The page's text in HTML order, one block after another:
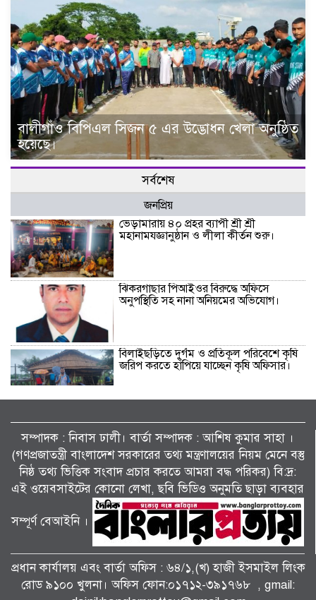
বালীগাঁও বিপিএল সিজন ৫ এর উদ্ভোধন খেলা অনুষ্ঠিত
হয়েছে।
সর্বশেষ
জনপ্রিয়
ভেড়ামারায় ৪০ প্রহর ব্যাপী শ্রী শ্রী
মহানামযজ্ঞানুষ্ঠান ও লীলা কীর্তন শুরু।
ঝিকরগাছার পিআইওর বিরুদ্ধে অফিসে
অনুপস্থিতি সহ নানা অনিয়মের অভিযোগ।
বিলাইছড়িতে দুর্গম ও প্রতিকূল পরিবেশে কৃষি
জরিপ করতে হাঁপিয়ে যাচ্ছেন কৃষি অফিসার।
কয়রায় আন্তর্জাতিক আদিবাসী দিবস পালিত।
সড়ক নিরাপত্তায় বিশেষ অবদান: ‘জাহানারা
কাঞ্চন স্মৃতি পদক’ পেল নিসচা ডুমুরিয়া
উপজেলা শাখা।
বালীগাঁও বিপিএল সিজন ৫ এর উদ্ভোধন
খেলা অনুষ্ঠিত হয়েছে।
সম্পাদক : নিবাস ঢালী। বার্তা সম্পাদক : আশিষ কুমাৱ সাহা ।
(গণপ্রজাতন্ত্রী বাংলাদেশ সরকারের তথ্য মন্ত্রণালয়ের নিয়ম মেনে বস্তু
নিষ্ঠ তথ্য ভিত্তিক সংবাদ প্রচার করতে আমরা বদ্ধ পরিকর) বি:দ্র:
এই ওয়েবসাইটের কোনো লেখা, ছবি ভিডিও অনুমতি ছাড়া ব্যবহার
সম্পূর্ণ বেআইনি ।
প্রধান কার্যালয় এবং বার্তা অফিস : ৬৪/১,(খ) হাজী ইসমাইল লিংক
রোড ৯১০০ খুলনা। অফিস ফোন:০১৭১২-৩৯১৭৬৮ , gmail: